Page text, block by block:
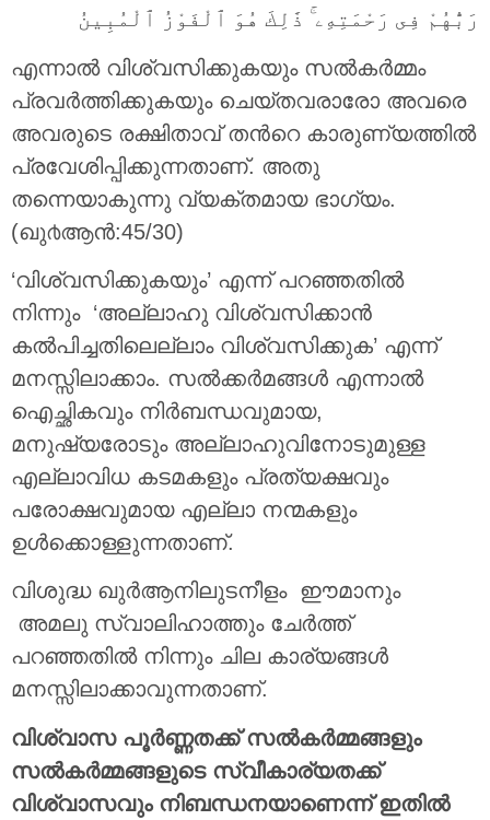
رَبُّهُمْ فِى رَحْمَتِهِۦ ۚ ذَٰلِكَ هُوَ ٱلْفَوْزُ ٱلْمُبِينُ
എന്നാല്‍ വിശ്വസിക്കുകയും സല്‍കര്‍മ്മം
പ്രവര്‍ത്തിക്കുകയും ചെയ്തവരാരോ അവരെ
അവരുടെ രക്ഷിതാവ് തന്‍റെ കാരുണ്യത്തില്‍
പ്രവേശിപ്പിക്കുന്നതാണ്‌. അതു
തന്നെയാകുന്നു വ്യക്തമായ ഭാഗ്യം.
(ഖു൪ആന്‍:45/30)
‘വിശ്വസിക്കുകയും’ എന്ന് പറഞ്ഞതിൽ
നിന്നും ‘അല്ലാഹു വിശ്വസിക്കാന്‍
കല്‍പിച്ചതിലെല്ലാം വിശ്വസിക്കുക’ എന്ന്
മനസ്സിലാക്കാം. സല്‍ക്കര്‍മങ്ങള്‍ എന്നാല്‍
ഐച്ഛികവും നിര്‍ബന്ധവുമായ,
മനുഷ്യരോടും അല്ലാഹുവിനോടുമുള്ള
എല്ലാവിധ കടമകളും പ്രത്യക്ഷവും
പരോക്ഷവുമായ എല്ലാ നന്മകളും
ഉള്‍ക്കൊള്ളുന്നതാണ്.
വിശുദ്ധ ഖുർആനിലുടനീളം ഈമാനും
അമലു സ്വാലിഹാത്തും ചേർത്ത്
പറഞ്ഞതിൽ നിന്നും ചില കാര്യങ്ങൾ
മനസ്സിലാക്കാവുന്നതാണ്.
വിശ്വാസ പൂർണ്ണതക്ക് സൽകർമ്മങ്ങളും
സൽകർമ്മങ്ങളുടെ സ്വീകാര്യതക്ക്
വിശ്വാസവും നിബന്ധനയാണെന്ന് ഇതിൽ